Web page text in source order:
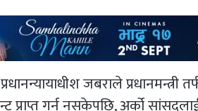
जबराले प्रधानमन्त्री
गर्न नसकेपछि, अर्को